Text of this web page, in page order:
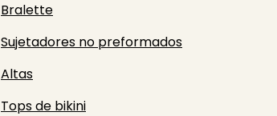
Bralette
Sujetadores no preformados
Altas
Tops de bikini